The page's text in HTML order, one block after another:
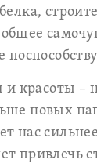
и красоты
новых
нас
привлечь